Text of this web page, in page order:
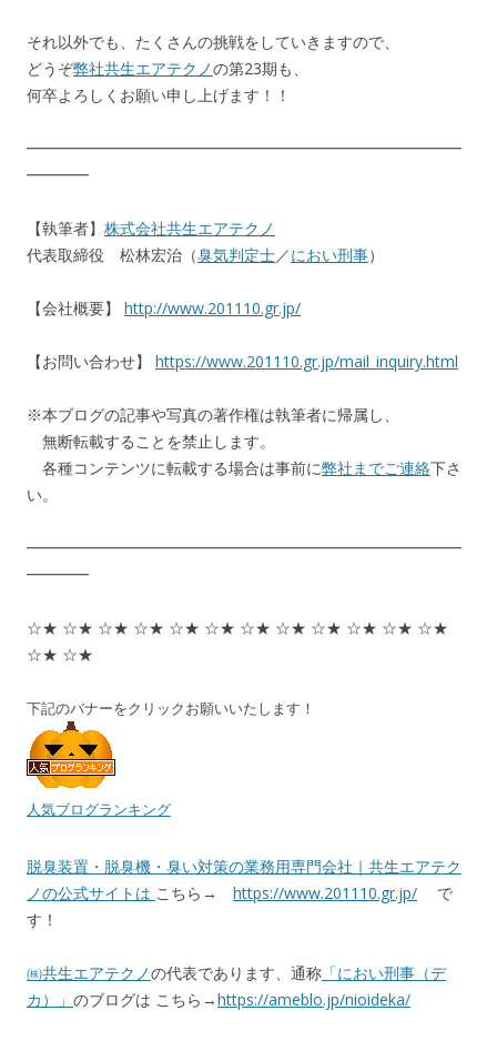
それ以外でも、たくさんの挑戦をしていきますので、
どうぞ弊社共生エアテクノの第23期も、
何卒よろしくお願い申し上げます！！
━━━━━━━━━━━━━━━━━━━━━━━━━━━━
━━━━
【執筆者】 株式会社共生エアテクノ
代表取締役 松林宏治（臭気判定士／におい刑事）
【会社概要】 http://www.201110.gr.jp/
【お問い合わせ】 https://www.201110.gr.jp/mail_inquiry.html
※本ブログの記事や写真の著作権は執筆者に帰属し、
無断転載することを禁止します。
各種コンテンツに転載する場合は事前に弊社までご連絡下さ
い。
━━━━━━━━━━━━━━━━━━━━━━━━━━━━
━━━━
☆★ ☆★ ☆★ ☆★ ☆★ ☆★ ☆★ ☆★ ☆★ ☆★ ☆★ ☆★
☆★ ☆★
下記のバナーをクリックお願いいたします！
人気ブログランキング
脱臭装置・脱臭機・臭い対策の業務用専門会社｜共生エアテク
ノの公式サイトは こちら→ https://www.201110.gr.jp/ で
す！
㈱共生エアテクノの代表であります、通称 「におい刑事（デ
カ）」 のブログは こちら→https://ameblo.jp/nioideka/